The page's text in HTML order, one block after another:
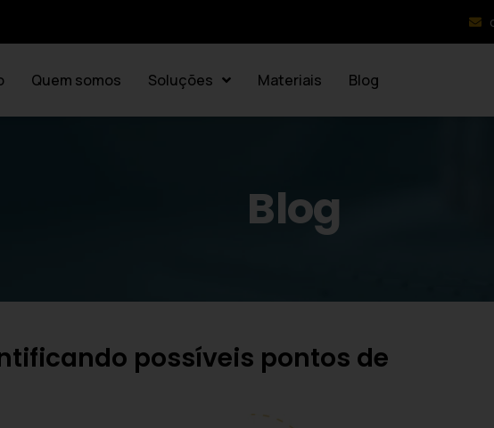
Quem somos Soluções Materiais Blog
Blog
possíveis pontos de